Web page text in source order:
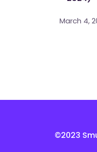
March 4,
©2023